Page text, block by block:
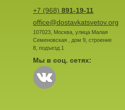
+7 (968) 891-19-11
office@dostavkatsvetov.org
107023, Москва, улица Малая
Семеновская , дом 9, строение
8, подъезд 1
Мы в соц. сетях: